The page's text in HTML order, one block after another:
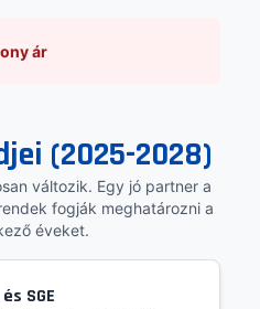
ár
(2025-2028)
változik. Egy jó partner a
fogják meghatározni a
éveket.
SGE